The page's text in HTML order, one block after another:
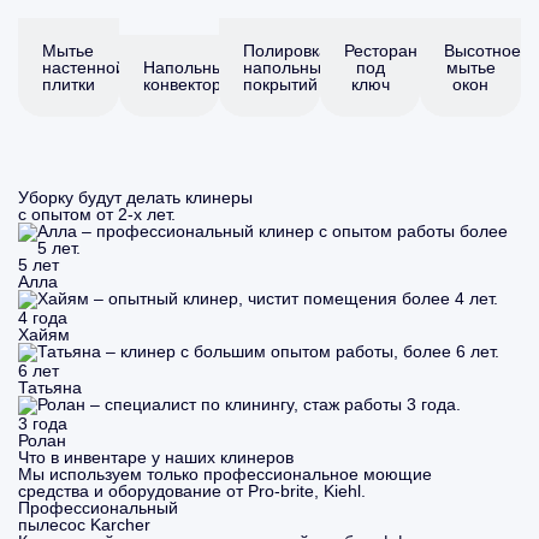
Мытье
настенной
плитки
Напольные
конвекторы
Полировка
напольных
покрытий
Ресторан
под
ключ
Высотное
мытье
окон
Уборку будут делать клинеры
с опытом от 2-х лет.
5 лет
Алла
4 года
Хайям
6 лет
Татьяна
3 года
Ролан
Что в инвентаре у наших клинеров
Мы используем только профессиональное моющие
средства и оборудование от Pro-brite, Kiehl.
Профессиональный
пылесос Karcher